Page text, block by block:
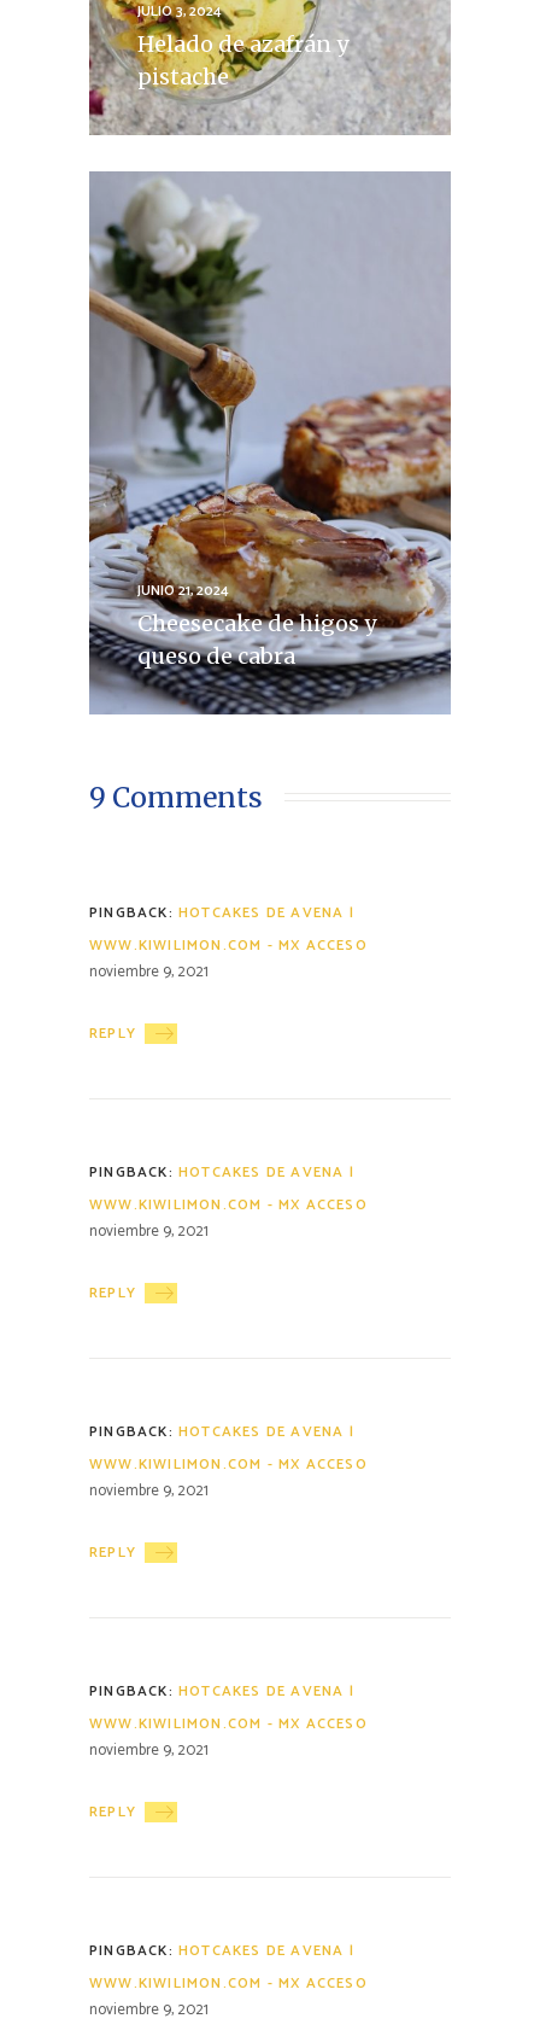
JULIO 3, 2024
Helado de azafrán y
pistache
JUNIO 21, 2024
Cheesecake de higos y
queso de cabra
9 Comments
PINGBACK: HOTCAKES DE AVENA |
WWW.KIWILIMON.COM - MX ACCESO
noviembre 9, 2021
REPLY
PINGBACK: HOTCAKES DE AVENA |
WWW.KIWILIMON.COM - MX ACCESO
noviembre 9, 2021
REPLY
PINGBACK: HOTCAKES DE AVENA |
WWW.KIWILIMON.COM - MX ACCESO
noviembre 9, 2021
REPLY
PINGBACK: HOTCAKES DE AVENA |
WWW.KIWILIMON.COM - MX ACCESO
noviembre 9, 2021
REPLY
PINGBACK: HOTCAKES DE AVENA |
WWW.KIWILIMON.COM - MX ACCESO
noviembre 9, 2021